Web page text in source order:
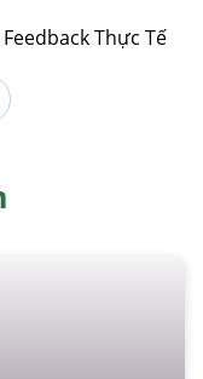
Feedback Thực Tế